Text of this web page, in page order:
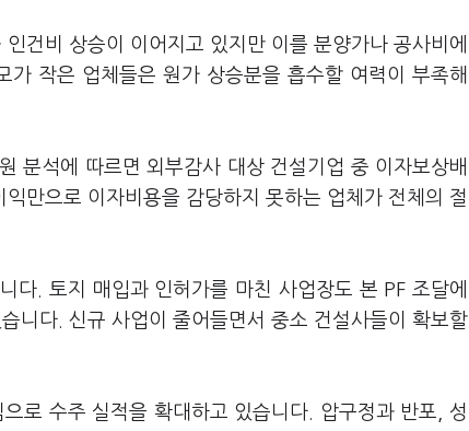
건비 상승이 이어지고 있지만 이를 분양가나 공사비에
작은 업체들은 원가 상승분을 흡수할 여력이 부족해
분석에 따르면 외부감사 대상 건설기업 중 이자보상배
만으로 이자비용을 감당하지 못하는 업체가 전체의 절
다. 토지 매입과 인허가를 마친 사업장도 본 PF 조달에
니다. 신규 사업이 줄어들면서 중소 건설사들이 확보할
로 수주 실적을 확대하고 있습니다. 압구정과 반포, 성